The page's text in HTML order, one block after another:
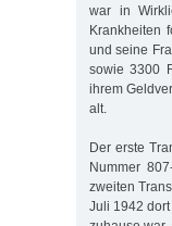
war in
Krankheiten
und seine
sowie 3300
ihrem
alt.
Der erste
Nummer
zweiten
Juli 1942